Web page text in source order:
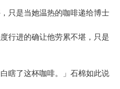
只是当她温热的咖啡递给博士
行进的确让他劳累不堪，只是
了这杯咖啡。」石棉如此说